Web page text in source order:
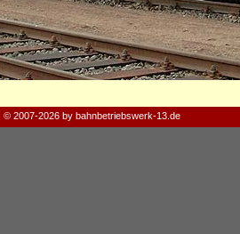
© 2007-2026 by bahnbetriebswerk-13.de